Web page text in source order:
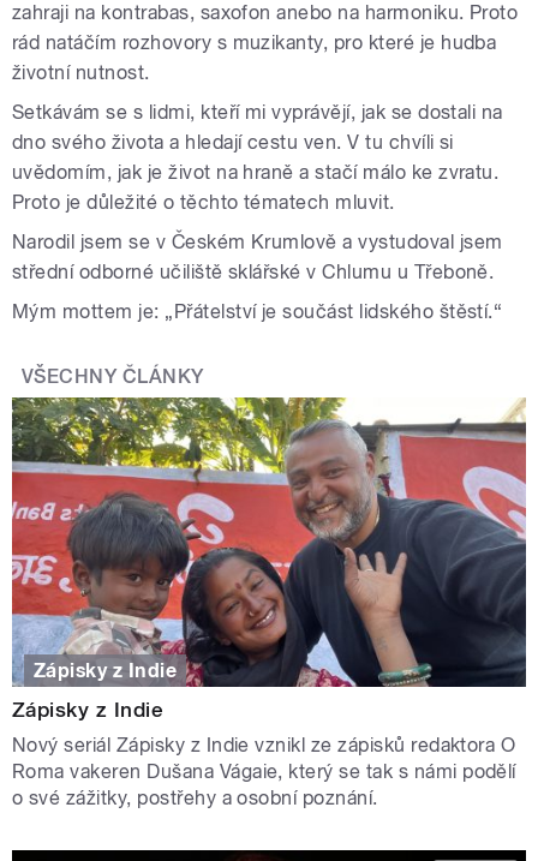
zahraji na kontrabas, saxofon anebo na harmoniku. Proto
rád natáčím rozhovory s muzikanty, pro které je hudba
životní nutnost.
Setkávám se s lidmi, kteří mi vyprávějí, jak se dostali na
dno svého života a hledají cestu ven. V tu chvíli si
uvědomím, jak je život na hraně a stačí málo ke zvratu.
Proto je důležité o těchto tématech mluvit.
Narodil jsem se v Českém Krumlově a vystudoval jsem
střední odborné učiliště sklářské v Chlumu u Třeboně.
Mým mottem je: „Přátelství je součást lidského štěstí.“
VŠECHNY ČLÁNKY
Zápisky z Indie
Zápisky z Indie
Nový seriál Zápisky z Indie vznikl ze zápisků redaktora O
Roma vakeren Dušana Vágaie, který se tak s námi podělí
o své zážitky, postřehy a osobní poznání.